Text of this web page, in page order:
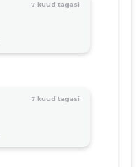
7 kuud tagasi
7 kuud tagasi